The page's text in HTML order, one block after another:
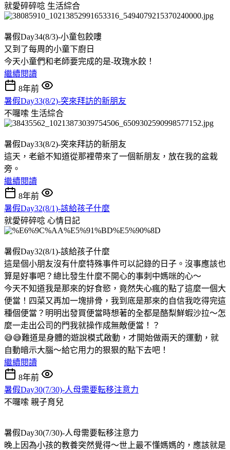
就愛碎碎唸 生活綜合
暑假Day34(8/3)-小童包餃嘍
又到了每周的小童下廚日
今天小童們和老師要完成的是-玫瑰水餃！
繼續閱讀
8年前
暑假Day33(8/2)-突來拜訪的新朋友
不囉嗦 生活綜合
暑假Day33(8/2)-突來拜訪的新朋友
這天，老爺不知道從那裡帶來了一個新朋友，放在我的盆栽
旁。
繼續閱讀
8年前
暑假Day32(8/1)-該給孩子什麼
就愛碎碎唸 心情日記
暑假Day32(8/1)-該給孩子什麼
這是個小朋友沒有什麼特殊事件可以記錄的日子。沒事應該也
算是好事吧？總比發生什麼不開心的事刺中媽咪的心～
今天不知道我是那來的好食慾，竟然失心瘋的點了這麼一個大
便當！四菜又再加一塊排骨，我到底是那來的自信我吃得完這
種個便當？明明出發買便當時想著的全都是酪梨鮮蝦沙拉～怎
麼一走出公司的門我就操作成無敵便當！？
😅😅難道是身體的遊說模式啟動，才開始做兩天的運動，就
自動暗示大腦～給它用力的狠狠的點下去吧！
繼續閱讀
8年前
暑假Day30(7/30)-人母需要転移注意力
不囉嗦 親子育兒
暑假Day30(7/30)-人母需要転移注意力
晚上因為小孩的教養突然覺得～世上最不懂媽媽的，應該就是